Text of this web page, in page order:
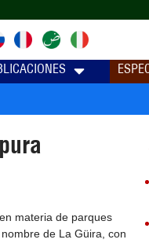
materia de parques
de La Güira, con